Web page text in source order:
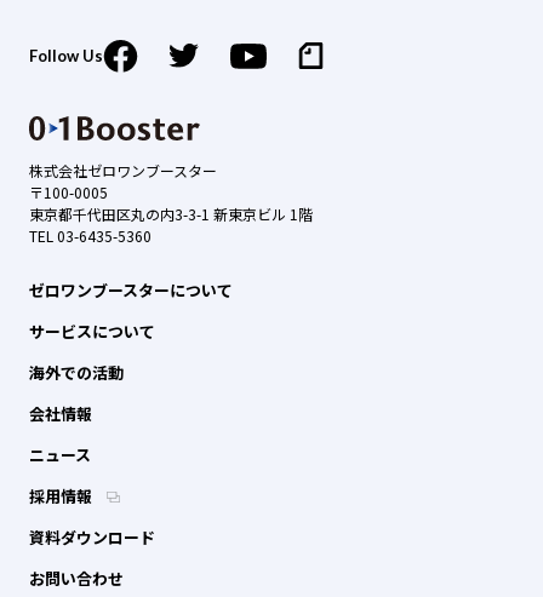
株式会社ゼロワンブースター
〒100-0005
東京都千代田区丸の内3-3-1 新東京ビル 1階
TEL 03-6435-5360
ゼロワンブースターについて
サービスについて
海外での活動
会社情報
ニュース
採用情報
資料ダウンロード
お問い合わせ
Follow Us